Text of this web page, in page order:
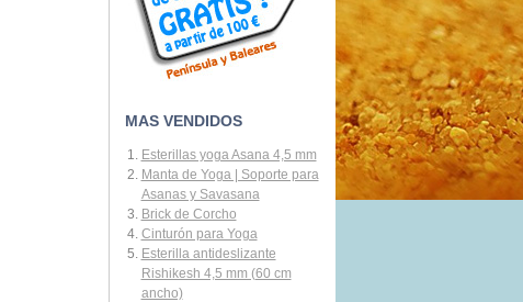
MAS VENDIDOS
Esterillas yoga Asana 4,5 mm
Manta de Yoga | Soporte para
Asanas y Savasana
Brick de Corcho
Cinturón para Yoga
Esterilla antideslizante
Rishikesh 4,5 mm (60 cm
ancho)